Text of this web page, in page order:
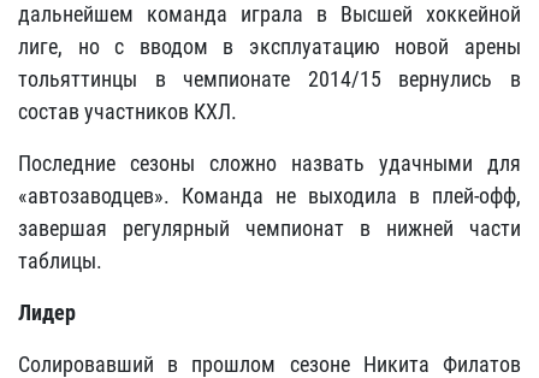
дальнейшем команда играла в Высшей хоккейной
лиге, но с вводом в эксплуатацию новой арены
тольяттинцы в чемпионате 2014/15 вернулись в
состав участников КХЛ.
Последние сезоны сложно назвать удачными для
«автозаводцев». Команда не выходила в плей-офф,
завершая регулярный чемпионат в нижней части
таблицы.
Лидер
Солировавший в прошлом сезоне Никита Филатов